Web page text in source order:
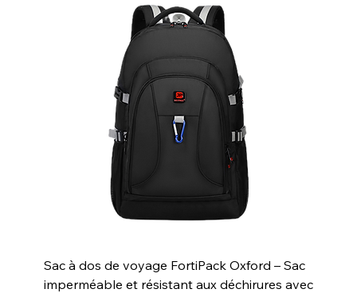
Sac à dos de voyage FortiPack Oxford – Sac
imperméable et résistant aux déchirures avec